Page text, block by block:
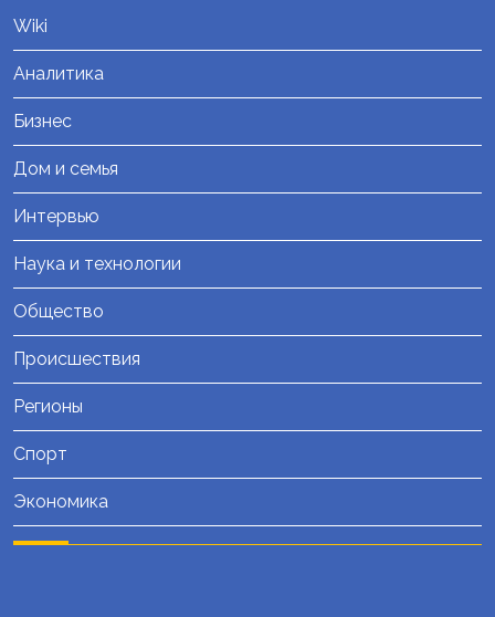
Wiki
Аналитика
Бизнес
Дом и семья
Интервью
Наука и технологии
Общество
Происшествия
Регионы
Спорт
Экономика